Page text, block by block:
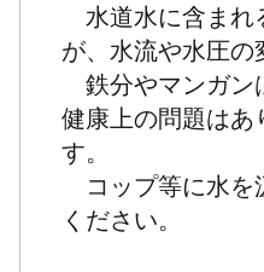
水道水に含まれ
が、水流や水圧
鉄分やマンガン
健康上の問題はあ
す。
コップ等に水を
ください。